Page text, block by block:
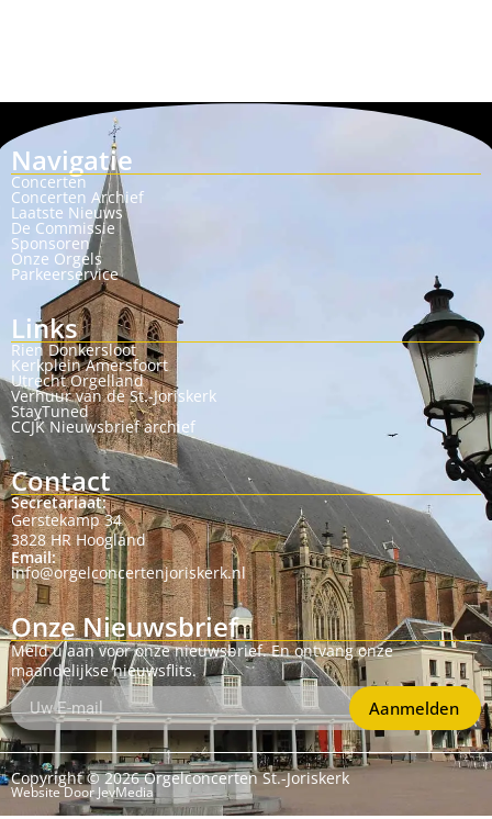
Navigatie
Concerten
Concerten Archief
Laatste Nieuws
De Commissie
Sponsoren
Onze Orgels
Parkeerservice
Links
Rien Donkersloot
Kerkplein Amersfoort
Utrecht Orgelland
Verhuur van de St.-Joriskerk
StayTuned
CCJK Nieuwsbrief archief
Contact
Secretariaat:
Gerstekamp 34
3828 HR Hoogland
Email:
info@orgelconcertenjoriskerk.nl
Onze Nieuwsbrief
Meld u aan voor onze nieuwsbrief. En ontvang onze
maandelijkse nieuwsflits.
Aanmelden
Website Door JevMedia
Copyright © 2026 Orgelconcerten St.-Joriskerk